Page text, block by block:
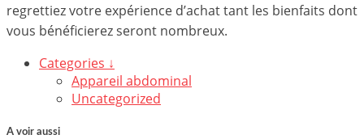
regrettiez votre expérience d’achat tant les bienfaits dont
vous bénéficierez seront nombreux.
Categories ↓
Appareil abdominal
Uncategorized
A voir aussi